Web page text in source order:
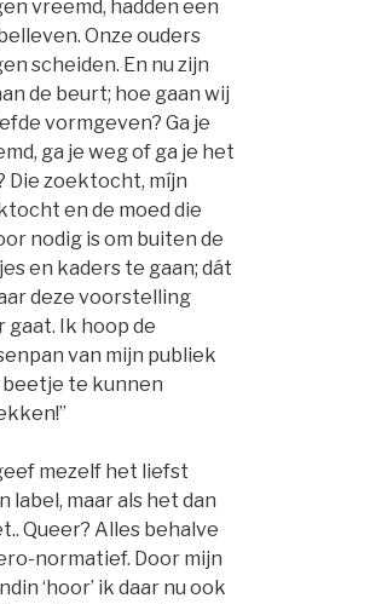
vreemd, hadden een
Onze ouders
scheiden. En nu zijn
de beurt; hoe gaan wij
vormgeven? Ga je
ga je weg of ga je het
Die zoektocht, míjn
en de moed die
nodig is om buiten de
en kaders te gaan; dát
deze voorstelling
gaat. Ik hoop de
van mijn publiek
te kunnen
mezelf het liefst
label, maar als het dan
Queer? Alles behalve
normatief. Door mijn
‘hoor’ ik daar nu ook